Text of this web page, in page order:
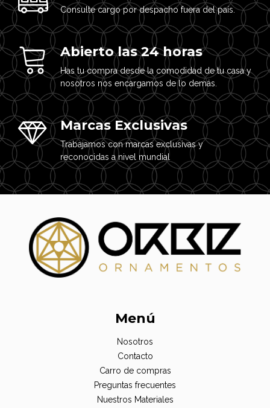
Consulte cargo por despacho fuera del país.
Abierto las 24 horas
Has tu compra desde la comodidad de tu casa y
nosotros nos encargamos de lo demás.
Marcas Exclusivas
Trabajamos con marcas exclusivas y
reconocidas a nivel mundial
Menú
Nosotros
Contacto
Carro de compras
Preguntas frecuentes
Nuestros Materiales